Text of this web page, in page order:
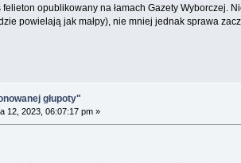
felieton opublikowany na łamach Gazety
powielają jak małpy), nie mniej jednak sprawa
głupoty"
12, 2023, 06:07:17 pm »